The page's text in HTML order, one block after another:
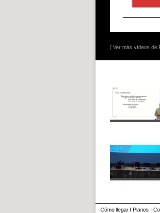
[ Ver más vídeos de
Cómo llegar I Planos I